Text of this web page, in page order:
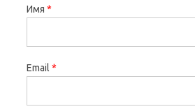
Имя *
Email *